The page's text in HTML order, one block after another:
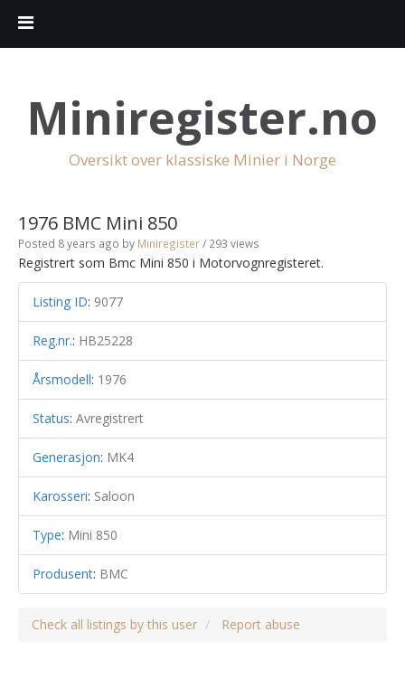
Miniregister.no
Oversikt over klassiske Minier i Norge
1976 BMC Mini 850
Posted 8 years ago by Miniregister/ 293 views
Registrert som Bmc Mini 850 i Motorvognregisteret.
Listing ID: 9077
Reg.nr.: HB25228
Årsmodell: 1976
Status: Avregistrert
Generasjon: MK4
Karosseri: Saloon
Type: Mini 850
Produsent: BMC
Check all listings by this user Report abuse